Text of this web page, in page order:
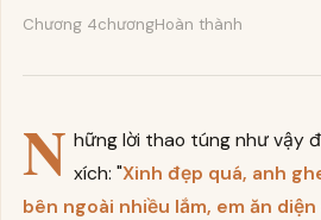
Chương 4chươngHoàn thành
N hững lời thao túng như vậy
xích: "Xinh đẹp quá, anh
bên ngoài nhiều lắm, em ăn